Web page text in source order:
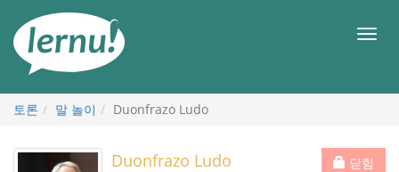
메
토론 말 놀이 Duonfrazo Ludo
닫힘
Duonfrazo Ludo